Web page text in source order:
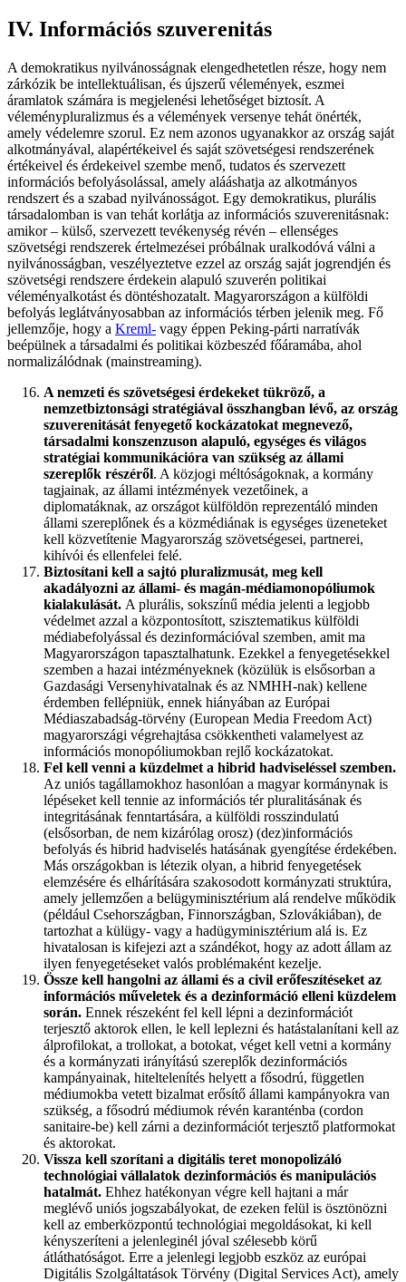
IV. Információs szuverenitás
A demokratikus nyilvánosságnak elengedhetetlen része, hogy nem
zárkózik be intellektuálisan, és újszerű vélemények, eszmei
áramlatok számára is megjelenési lehetőséget biztosít. A
véleménypluralizmus és a vélemények versenye tehát önérték,
amely védelemre szorul. Ez nem azonos ugyanakkor az ország saját
alkotmányával, alapértékeivel és saját szövetségesi rendszerének
értékeivel és érdekeivel szembe menő, tudatos és szervezett
információs befolyásolással, amely alááshatja az alkotmányos
rendszert és a szabad nyilvánosságot. Egy demokratikus, plurális
társadalomban is van tehát korlátja az információs szuverenitásnak:
amikor – külső, szervezett tevékenység révén – ellenséges
szövetségi rendszerek értelmezései próbálnak uralkodóvá válni a
nyilvánosságban, veszélyeztetve ezzel az ország saját jogrendjén és
szövetségi rendszere érdekein alapuló szuverén politikai
véleményalkotást és döntéshozatalt. Magyarországon a külföldi
befolyás leglátványosabban az információs térben jelenik meg. Fő
jellemzője, hogy a Kreml- vagy éppen Peking-párti narratívák
beépülnek a társadalmi és politikai közbeszéd főáramába, ahol
normalizálódnak (mainstreaming).
A nemzeti és szövetségesi érdekeket tükröző, a
nemzetbiztonsági stratégiával összhangban lévő, az ország
szuverenitását fenyegető kockázatokat megnevező,
társadalmi konszenzuson alapuló, egységes és világos
stratégiai kommunikációra van szükség az állami
szereplők részéről. A közjogi méltóságoknak, a kormány
tagjainak, az állami intézmények vezetőinek, a
diplomatáknak, az országot külföldön reprezentáló minden
állami szereplőnek és a közmédiának is egységes üzeneteket
kell közvetítenie Magyarország szövetségesei, partnerei,
kihívói és ellenfelei felé.
Biztosítani kell a sajtó pluralizmusát, meg kell
akadályozni az állami- és magán-médiamonopóliumok
kialakulását. A plurális, sokszínű média jelenti a legjobb
védelmet azzal a központosított, szisztematikus külföldi
médiabefolyással és dezinformációval szemben, amit ma
Magyarországon tapasztalhatunk. Ezekkel a fenyegetésekkel
szemben a hazai intézményeknek (közülük is elsősorban a
Gazdasági Versenyhivatalnak és az NMHH-nak) kellene
érdemben fellépniük, ennek hiányában az Európai
Médiaszabadság-törvény (European Media Freedom Act)
magyarországi végrehajtása csökkentheti valamelyest az
információs monopóliumokban rejlő kockázatokat.
Fel kell venni a küzdelmet a hibrid hadviseléssel szemben.
Az uniós tagállamokhoz hasonlóan a magyar kormánynak is
lépéseket kell tennie az információs tér pluralitásának és
integritásának fenntartására, a külföldi rosszindulatú
(elsősorban, de nem kizárólag orosz) (dez)információs
befolyás és hibrid hadviselés hatásának gyengítése érdekében.
Más országokban is létezik olyan, a hibrid fenyegetések
elemzésére és elhárítására szakosodott kormányzati struktúra,
amely jellemzően a belügyminisztérium alá rendelve működik
(például Csehországban, Finnországban, Szlovákiában), de
tartozhat a külügy- vagy a hadügyminisztérium alá is. Ez
hivatalosan is kifejezi azt a szándékot, hogy az adott állam az
ilyen fenyegetéseket valós problémaként kezelje.
Össze kell hangolni az állami és a civil erőfeszítéseket az
információs műveletek és a dezinformáció elleni küzdelem
során. Ennek részeként fel kell lépni a dezinformációt
terjesztő aktorok ellen, le kell leplezni és hatástalanítani kell az
álprofilokat, a trollokat, a botokat, véget kell vetni a kormány
és a kormányzati irányítású szereplők dezinformációs
kampányainak, hiteltelenítés helyett a fősodrú, független
médiumokba vetett bizalmat erősítő állami kampányokra van
szükség, a fősodrú médiumok révén karanténba (cordon
sanitaire-be) kell zárni a dezinformációt terjesztő platformokat
és aktorokat.
Vissza kell szorítani a digitális teret monopolizáló
technológiai vállalatok dezinformációs és manipulációs
hatalmát. Ehhez hatékonyan végre kell hajtani a már
meglévő uniós jogszabályokat, de ezeken felül is ösztönözni
kell az emberközpontú technológiai megoldásokat, ki kell
kényszeríteni a jelenleginél jóval szélesebb körű
átláthatóságot. Erre a jelenlegi legjobb eszköz az európai
Digitális Szolgáltatások Törvény (Digital Services Act), amely